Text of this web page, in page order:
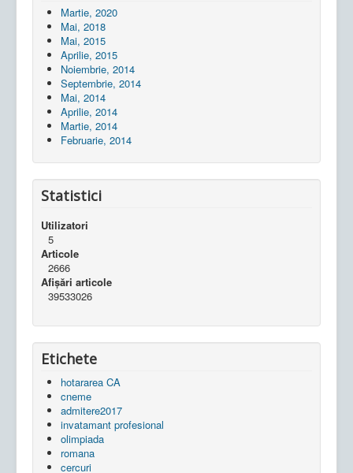
Martie, 2020
Mai, 2018
Mai, 2015
Aprilie, 2015
Noiembrie, 2014
Septembrie, 2014
Mai, 2014
Aprilie, 2014
Martie, 2014
Februarie, 2014
Statistici
Utilizatori
5
Articole
2666
Afișări articole
39533026
Etichete
hotararea CA
cneme
admitere2017
invatamant profesional
olimpiada
romana
cercuri